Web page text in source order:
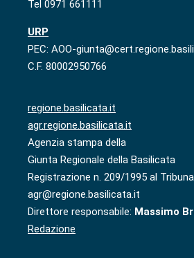
Tel 0971 661111
URP
PEC: AOO-
C.F. 80002950766
regione.basilicata.it
agr.regione.basilicata.it
Agenzia stampa della
Giunta Regionale della Basilicata
Registrazione n. 209/1995 al
agr@regione.basilicata.it
Direttore responsabile: Massimo
Redazione